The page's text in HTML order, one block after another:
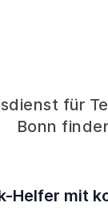
für
Bonn
Helfer mit